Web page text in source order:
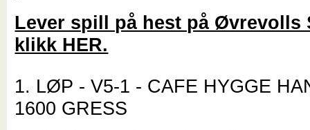
Lever spill på hest på Øvrevolls
klikk HER.
1. LØP - V5-1 - CAFE HYGGE
1600 GRESS